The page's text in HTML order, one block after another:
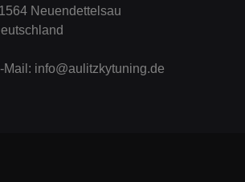
Neuendettelsau
Mail: info@aulitzkytuning.de